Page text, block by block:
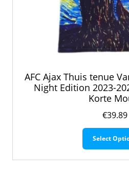
AFC Ajax Thuis tenue
Night Edition 2023-
Korte
€39.89
Select